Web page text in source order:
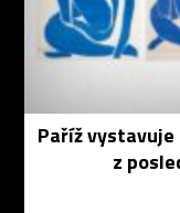
Paříž
z